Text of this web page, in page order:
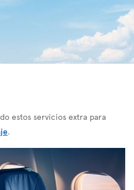
estos servicios extra para
.